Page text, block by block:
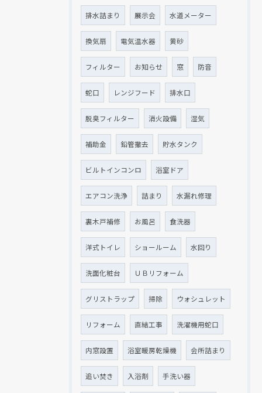
排水詰まり 展示会 水道メーター
換気扇 電気温水器 黄砂
フィルター お知らせ 窓 防音
蛇口 レンジフード 排水口
脱臭フィルター 消火設備 湿気
補助金 鉛管撤去 貯水タンク
ビルトインコンロ 浴室ドア
エアコン洗浄 詰まり 水漏れ修理
裏木戸補修 お風呂 食洗器
洋式トイレ ショールーム 水回り
洗面化粧台 ＵＢリフォーム
グリストラップ 掃除 ウォシュレット
リフォーム 直結工事 洗濯機用蛇口
内窓設置 浴室暖房乾燥機 会所詰まり
追い焚き 入浴剤 手洗い器
クリックでチラシのページにジャンプします
クリックでチラシのページにジャンプします